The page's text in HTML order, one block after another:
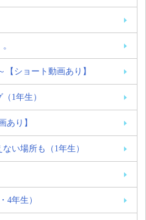
ショート動画あり】
1年生）
あり】
い場所も（1年生）
4年生）